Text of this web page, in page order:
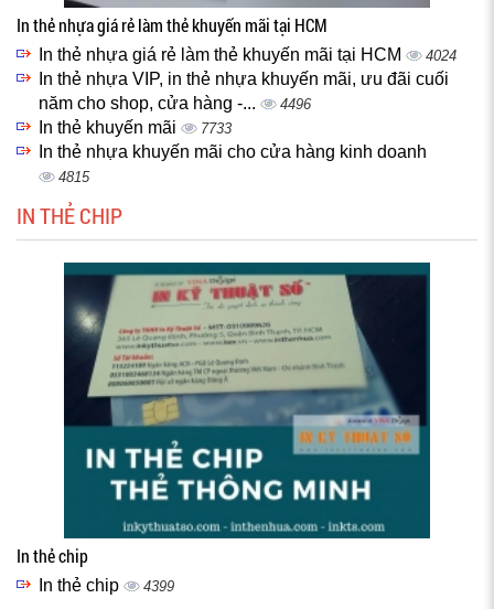
In thẻ nhựa giá rẻ làm thẻ khuyến mãi tại HCM
In thẻ nhựa giá rẻ làm thẻ khuyến mãi tại HCM 4024
In thẻ nhựa VIP, in thẻ nhựa khuyến mãi, ưu đãi cuối
năm cho shop, cửa hàng -...
4496
In thẻ khuyến mãi 7733
In thẻ nhựa khuyến mãi cho cửa hàng kinh doanh
4815
IN THẺ CHIP
In thẻ chip
In thẻ chip 4399